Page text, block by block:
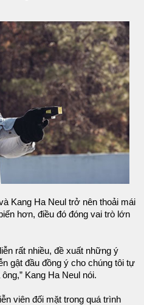
Kang Ha Neul trở nên thoải mái
hơn, điều đó đóng vai trò lớn
rất nhiều, đề xuất những ý
gật đầu đồng ý cho chúng tôi tự
Kang Ha Neul nói.
viên đối mặt trong quá trình